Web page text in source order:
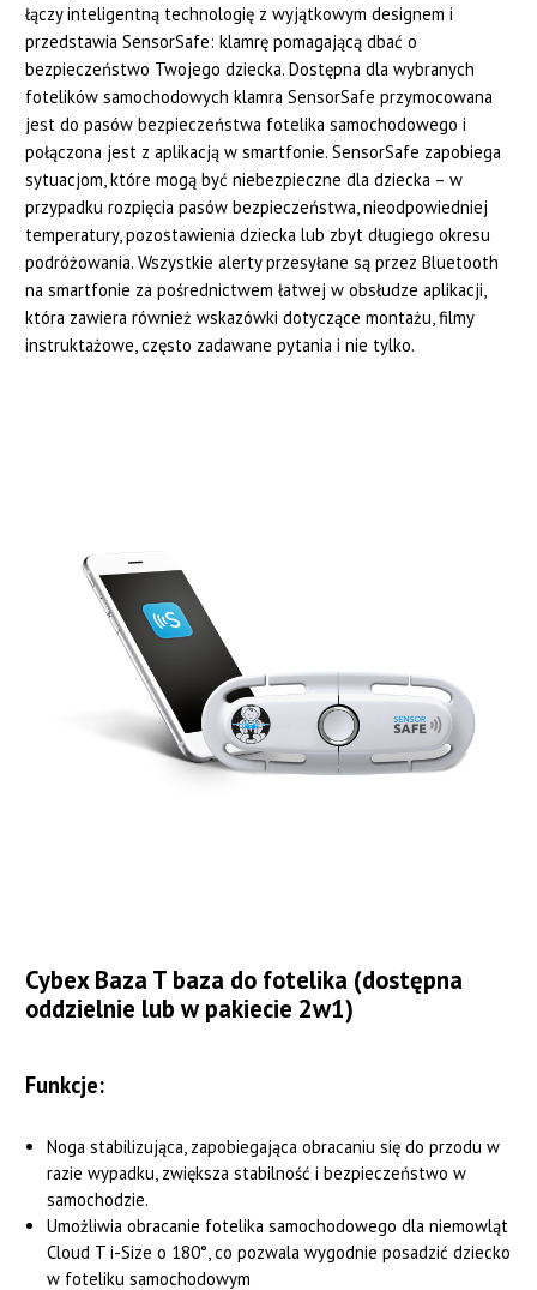
łączy inteligentną technologię z wyjątkowym designem i
przedstawia SensorSafe: klamrę pomagającą dbać o
bezpieczeństwo Twojego dziecka. Dostępna dla wybranych
fotelików samochodowych klamra SensorSafe przymocowana
jest do pasów bezpieczeństwa fotelika samochodowego i
połączona jest z aplikacją w smartfonie. SensorSafe zapobiega
sytuacjom, które mogą być niebezpieczne dla dziecka – w
przypadku rozpięcia pasów bezpieczeństwa, nieodpowiedniej
temperatury, pozostawienia dziecka lub zbyt długiego okresu
podróżowania. Wszystkie alerty przesyłane są przez Bluetooth
na smartfonie za pośrednictwem łatwej w obsłudze aplikacji,
która zawiera również wskazówki dotyczące montażu, filmy
instruktażowe, często zadawane pytania i nie tylko.
Cybex Baza T baza do fotelika (dostępna
oddzielnie lub w pakiecie 2w1)
Funkcje:
Noga stabilizująca, zapobiegająca obracaniu się do przodu w
razie wypadku, zwiększa stabilność i bezpieczeństwo w
samochodzie.
Umożliwia obracanie fotelika samochodowego dla niemowląt
Cloud T i-Size o 180°, co pozwala wygodnie posadzić dziecko
w foteliku samochodowym